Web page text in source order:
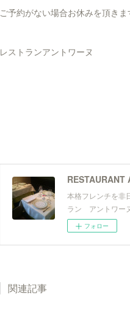
ご予約がない場合お休みを頂きま
レストランアントワーヌ
本格フレンチを非
ラン アントワー
フォロー
関連記事